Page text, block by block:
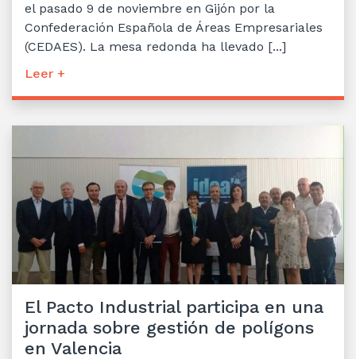
el pasado 9 de noviembre en Gijón por la
Confederación Española de Áreas Empresariales
(CEDAES). La mesa redonda ha llevado [...]
Leer +
El Pacto Industrial participa en una
jornada sobre gestión de polígons
en Valencia